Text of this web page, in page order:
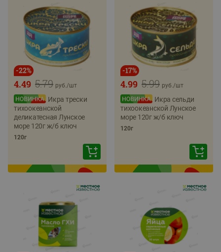
-22%
5.79
4.49 руб./шт
Икра трески
тихоокеанской
деликатесная Лунское
море 120г ж/б ключ
120г
-17%
5.99
4.99 руб./шт
Икра сельди
тихоокеанской Лунское
море 120г ж/б ключ
120г